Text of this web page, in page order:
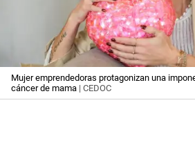
Mujer emprendedoras protagonizan una
cáncer de mama | CEDOC